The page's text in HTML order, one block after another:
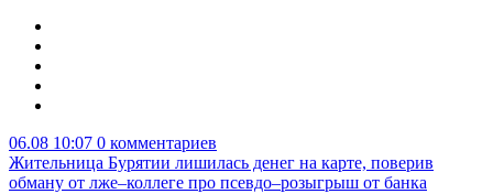
06.08 10:07 0 комментариев
Жительница Бурятии лишилась денег на карте, поверив
обману от лже–коллеге про псевдо–розыгрыш от банка